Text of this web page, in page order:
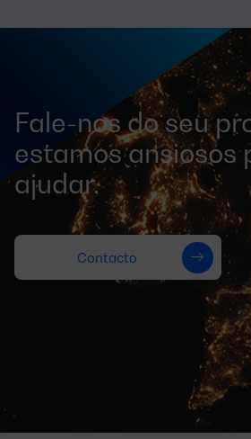
Fale-nos do seu
estamos ansiosos
ajudar.
Contacto